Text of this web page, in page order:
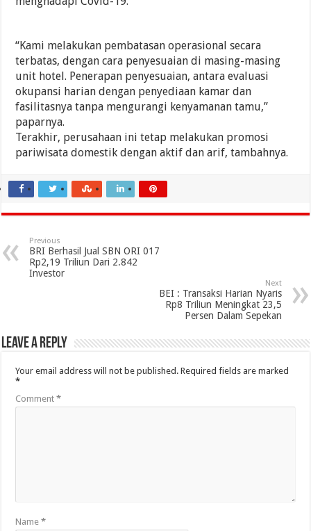
“Kami melakukan pembatasan operasional secara
terbatas, dengan cara penyesuaian di masing-masing
unit hotel. Penerapan penyesuaian, antara evaluasi
okupansi harian dengan penyediaan kamar dan
fasilitasnya tanpa mengurangi kenyamanan tamu,”
paparnya.
Terakhir, perusahaan ini tetap melakukan promosi
pariwisata domestik dengan aktif dan arif, tambahnya.
Previous
BRI Berhasil Jual SBN ORI 017
Rp2,19 Triliun Dari 2.842
Investor
Next
BEI : Transaksi Harian Nyaris
Rp8 Triliun Meningkat 23,5
Persen Dalam Sepekan
Leave a Reply
Your email address will not be published. Required fields are marked
*
Comment*
Name*